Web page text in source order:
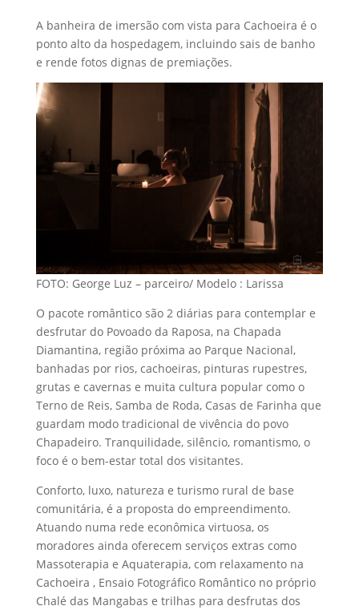
A banheira de imersão com vista para Cachoeira é o
ponto alto da hospedagem, incluindo sais de banho
e rende fotos dignas de premiações.
FOTO: George Luz – parceiro/ Modelo : Larissa
O pacote romântico são 2 diárias para contemplar e
desfrutar do Povoado da Raposa, na Chapada
Diamantina, região próxima ao Parque Nacional,
banhadas por rios, cachoeiras, pinturas rupestres,
grutas e cavernas e muita cultura popular como o
Terno de Reis, Samba de Roda, Casas de Farinha que
guardam modo tradicional de vivência do povo
Chapadeiro. Tranquilidade, silêncio, romantismo, o
foco é o bem-estar total dos visitantes.
Conforto, luxo, natureza e turismo rural de base
comunitária, é a proposta do empreendimento.
Atuando numa rede econômica virtuosa, os
moradores ainda oferecem serviços extras como
Massoterapia e Aquaterapia, com relaxamento na
Cachoeira , Ensaio Fotográfico Romântico no próprio
Chalé das Mangabas e trilhas para desfrutas dos